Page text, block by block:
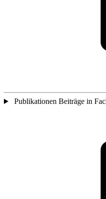
Publikationen Beiträge in